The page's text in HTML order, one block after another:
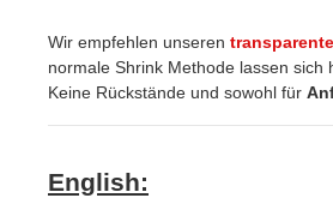
Wir empfehlen unseren
normale Shrink Methode lassen sich
Keine Rückstände und sowohl für
English: